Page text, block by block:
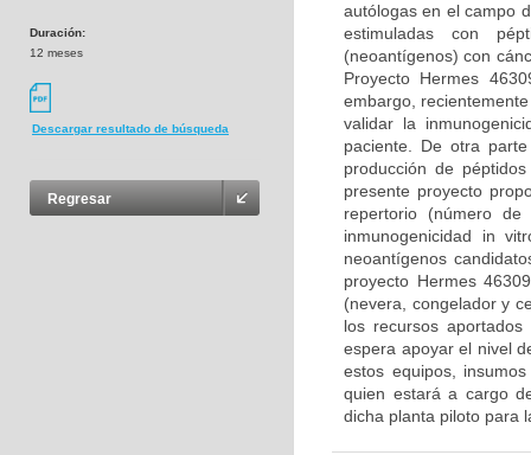
Duración:
12 meses
Descargar resultado de búsqueda
Regresar
autólogas en el campo
estimuladas con
(neoantígenos) con
Proyecto Hermes
embargo,
validar la
paciente. De otra
producción de
presente proyecto
repertorio (número
inmunogenicidad in
neoantígenos
proyecto Hermes
(nevera, congelador y
los recursos
espera apoyar el nivel
estos equipos,
quien estará a cargo
dicha planta piloto para